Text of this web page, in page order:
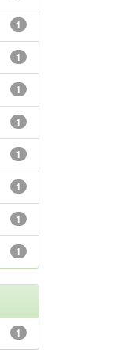
1
1
1
1
1
1
1
1
1